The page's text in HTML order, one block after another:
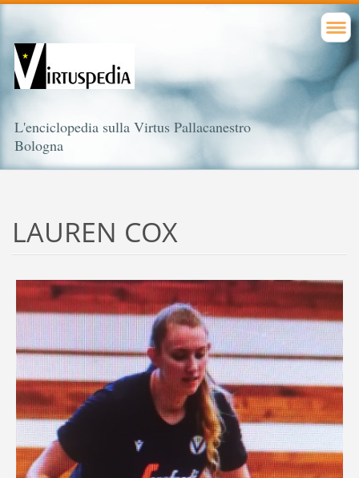
L'enciclopedia sulla Virtus Pallacanestro
Bologna
LAUREN COX